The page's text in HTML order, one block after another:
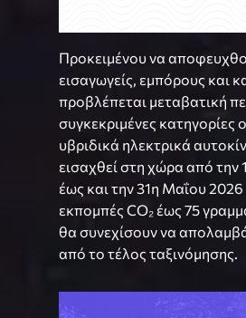
Προκειμένου να
εισαγωγείς, εμπόρους και
προβλέπεται μεταβατική
συγκεκριμένες κατηγορίες
υβριδικά ηλεκτρικά
εισαχθεί στη χώρα από την
έως και την 31η Μαΐου
εκπομπές CO₂ έως 75
θα συνεχίσουν να
από το τέλος ταξινόμησης.